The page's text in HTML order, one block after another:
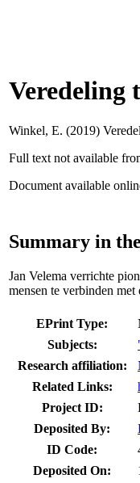
Veredeling
Winkel, E. (2019)
Full text not available
Document available
Summary in
Jan Velema verrichte
mensen te verbinden
EPrint Type:
Subjects:
Research affiliation:
Related Links:
Project ID:
Deposited By:
ID Code:
Deposited On: